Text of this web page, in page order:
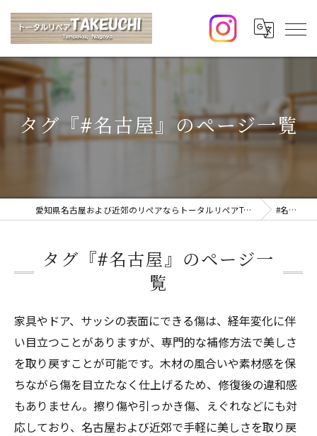
タグ『#名古屋』のページ一覧
愛知県名古屋および近郊のリペアならトータルリペアTAKEUCHI #名古屋
タグ『#名古屋』のページ一
覧
家具やドア、サッシの表面にできる傷は、経年変化に伴
い目立つことがありますが、専門的な補修方法で美しさ
を取り戻すことが可能です。木材の風合いや素材感を保
ちながら傷を目立たなく仕上げるため、修復後の違和感
もありません。擦り傷や引っかき傷、えぐれなどにも対
応しており、名古屋および近郊で手軽に美しさを取り戻